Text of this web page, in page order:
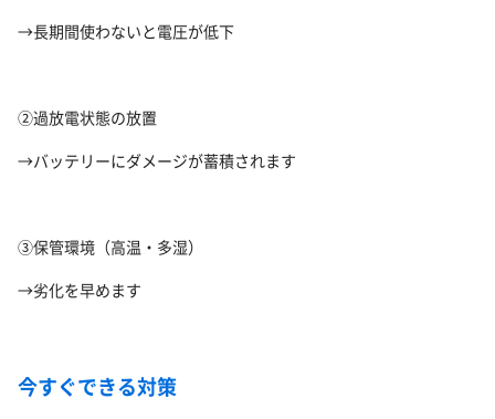
→長期間使わないと電圧が低下
②過放電状態の放置
→バッテリーにダメージが蓄積されます
③保管環境（高温・多湿）
→劣化を早めます
今すぐできる対策